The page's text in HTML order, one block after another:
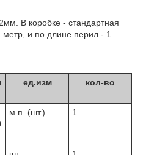
В коробке - стандартная
метр, и по длине перил - 1
ед.изм кол-во
м.п. (шт.) 1